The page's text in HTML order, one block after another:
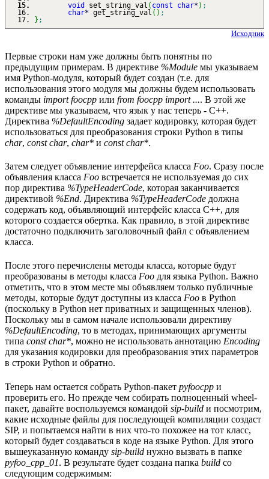
void
set_string_val ( const char* ) ;
char* get_string_val ( ) ;
} ;
Исходник
Первые строки нам уже должны быть понятны по
предыдущим примерам. В директиве %Module мы указываем
имя Python-модуля, который будет создан (т.е. для
использования этого модуля мы должны будем использовать
команды import foocpp или from foocpp import .... В этой же
директиве мы указываем, что язык у нас теперь - C++.
Директива %DefaultEncoding задает кодировку, которая будет
использоваться для преобразования строки Python в типы
char, const char, char* и const char*.
Затем следует объявление интерфейса класса Foo. Сразу после
объявления класса Foo встречается не используемая до сих
пор директива %TypeHeaderCode, которая заканчивается
директивой %End. Директива %TypeHeaderCode должна
содержать код, объявляющий интерфейс класса C++, для
которого создается обертка. Как правило, в этой директиве
достаточно подключить заголовочный файл с объявлением
класса.
После этого перечислены методы класса, которые будут
преобразованы в методы класса Foo для языка Python. Важно
отметить, что в этом месте мы объявляем только публичные
методы, которые будут доступны из класса Foo в Python
(поскольку в Python нет приватных и защищенных членов).
Поскольку мы в самом начале использовали директиву
%DefaultEncoding, то в методах, принимающих аргументы
типа const char*, можно не использовать аннотацию Encoding
для указания кодировки для преобразования этих параметров
в строки Python и обратно.
Теперь нам остается собрать Python-пакет pyfoocpp и
проверить его. Но прежде чем собирать полноценный wheel-
пакет, давайте воспользуемся командой sip-build и посмотрим,
какие исходные файлы для последующей компиляции создаст
SIP, и попытаемся найти в них что-то похожее на тот класс,
который будет создаваться в коде на языке Python. Для этого
вышеуказанную команду sip-build нужно вызвать в папке
pyfoo_cpp_01. В результате будет создана папка build со
следующим содержимым: